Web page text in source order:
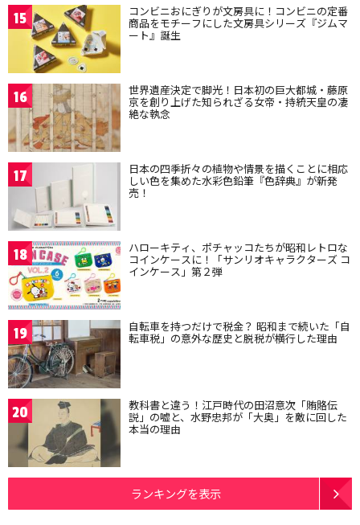
15 コンビニおにぎりが文房具に！コンビニの定番
商品をモチーフにした文房具シリーズ『ジムマ
ート』誕生
16 世界遺産決定で脚光！日本初の巨大都城・藤原
京を創り上げた知られざる女帝・持統天皇の凄
絶な執念
17 日本の四季折々の植物や情景を描くことに相応
しい色を集めた水彩色鉛筆『色辞典』が新発
売！
18 ハローキティ、ポチャッコたちが昭和レトロな
コインケースに！「サンリオキャラクターズ コ
インケース」第２弾
19 自転車を持つだけで税金？ 昭和まで続いた「自
転車税」の意外な歴史と脱税が横行した理由
20 教科書と違う！江戸時代の田沼意次「賄賂伝
説」の嘘と、水野忠邦が「大奥」を敵に回した
本当の理由
ランキングを表示